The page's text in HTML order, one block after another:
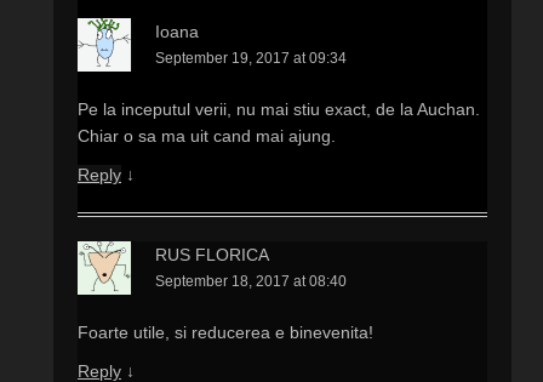
Ioana
September 19, 2017 at 09:34
Pe la inceputul verii, nu mai stiu exact, de la Auchan.
Chiar o sa ma uit cand mai ajung.
Reply ↓
RUS FLORICA
September 18, 2017 at 08:40
Foarte utile, si reducerea e binevenita!
Reply ↓